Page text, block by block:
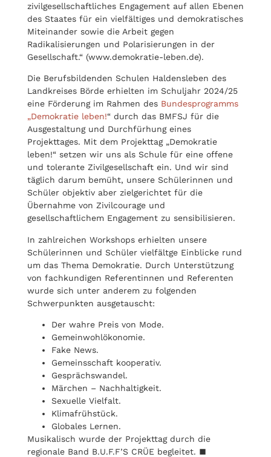
zivilgesellschaftliches Engagement auf allen Ebenen
des Staates für ein vielfältiges und demokratisches
Miteinander sowie die Arbeit gegen
Radikalisierungen und Polarisierungen in der
Gesellschaft.“ (www.demokratie-leben.de).
Die Berufsbildenden Schulen Haldensleben des
Landkreises Börde erhielten im Schuljahr 2024/25
eine Förderung im Rahmen des Bundesprogramms
„Demokratie leben!“ durch das BMFSJ für die
Ausgestaltung und Durchfürhung eines
Projekttages. Mit dem Projekttag „Demokratie
leben!“ setzen wir uns als Schule für eine offene
und tolerante Zivilgesellschaft ein. Und wir sind
täglich darum bemüht, unsere Schülerinnen und
Schüler objektiv aber zielgerichtet für die
Übernahme von Zivilcourage und
gesellschaftlichem Engagement zu sensibilisieren.
In zahlreichen Workshops erhielten unsere
Schülerinnen und Schüler vielfältge Einblicke rund
um das Thema Demokratie. Durch Unterstützung
von fachkundigen Referentinnen und Referenten
wurde sich unter anderem zu folgenden
Schwerpunkten ausgetauscht:
Der wahre Preis von Mode.
Gemeinwohlökonomie.
Fake News.
Gemeinsschaft kooperativ.
Gesprächswandel.
Märchen – Nachhaltigkeit.
Sexuelle Vielfalt.
Klimafrühstück.
Globales Lernen.
Musikalisch wurde der Projekttag durch die
regionale Band B.U.F.F’S CRÜE begleitet. ■